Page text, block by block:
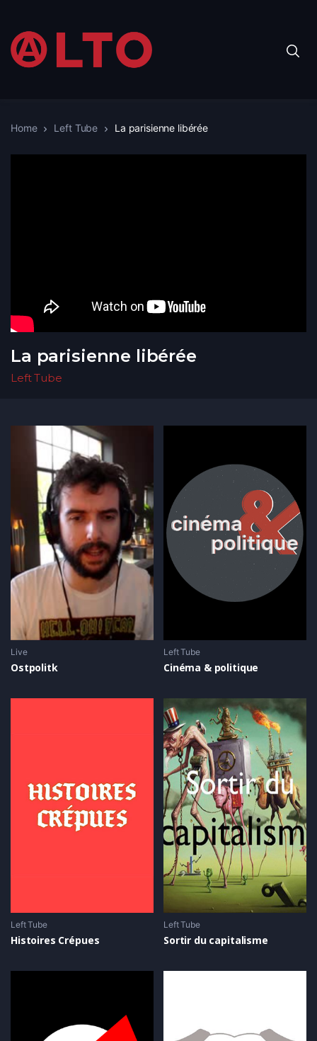
Home Left Tube La parisienne libérée
La parisienne libérée
Left Tube
Live
Ostpolitk
Left Tube
Cinéma & politique
Left Tube
Histoires Crépues
Left Tube
Sortir du capitalisme